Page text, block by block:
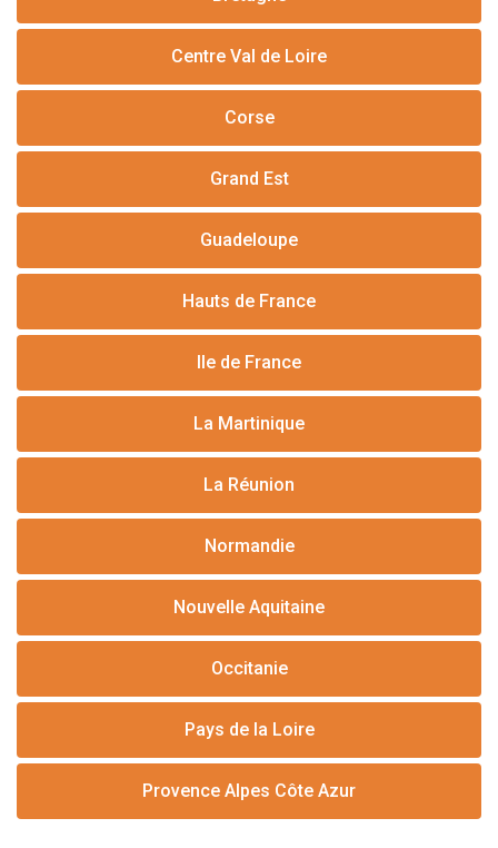
Centre Val de Loire
Corse
Grand Est
Guadeloupe
Hauts de France
Ile de France
La Martinique
La Réunion
Normandie
Nouvelle Aquitaine
Occitanie
Pays de la Loire
Provence Alpes Côte Azur